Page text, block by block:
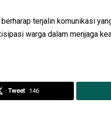
terjalin komunikasi
warga dalam menjaga
Tweet 146